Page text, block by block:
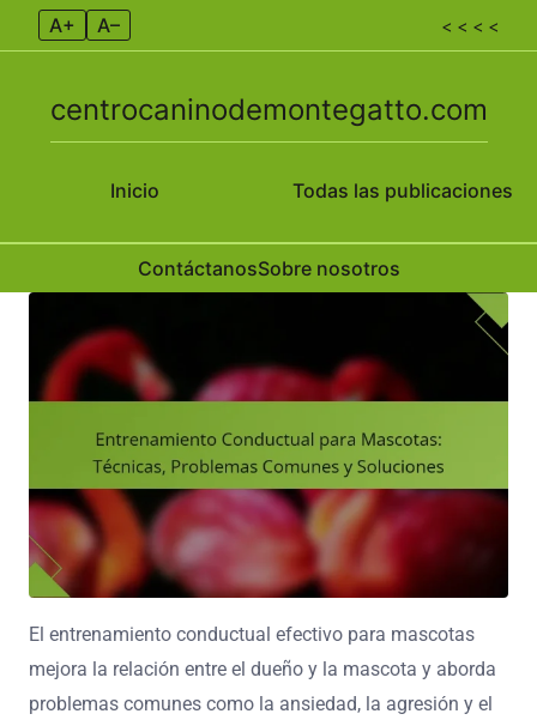
A+ A– < < < <
Inicio
centrocaninodemontegatto.com
Todas las publicaciones
ContáctanosSobre nosotros
El entrenamiento conductual efectivo para mascotas
mejora la relación entre el dueño y la mascota y aborda
problemas comunes como la ansiedad, la agresión y el